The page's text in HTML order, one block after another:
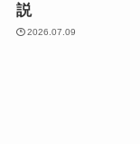
説
2026.07.09